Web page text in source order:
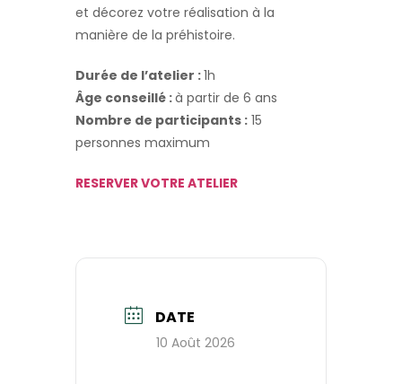
et décorez votre réalisation à la
manière de la préhistoire.
Durée de l’atelier :1h
Âge conseillé :à partir de 6 ans
Nombre de participants : 15
personnes maximum
RESERVER VOTRE ATELIER
DATE
10 Août 2026